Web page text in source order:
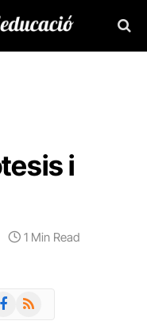
i
1 Min Read
RSS